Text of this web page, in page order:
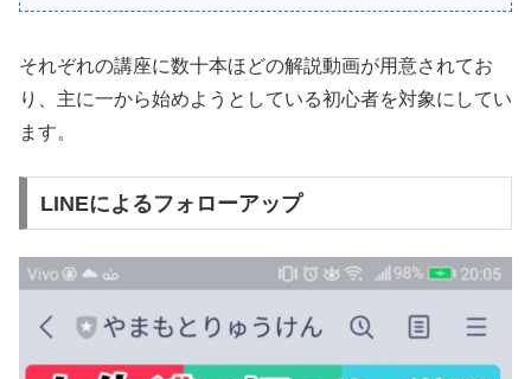
それぞれの講座に数十本ほどの解説動画が用意されてお
り、主に一から始めようとしている初心者を対象にしてい
ます。
LINEによるフォローアップ